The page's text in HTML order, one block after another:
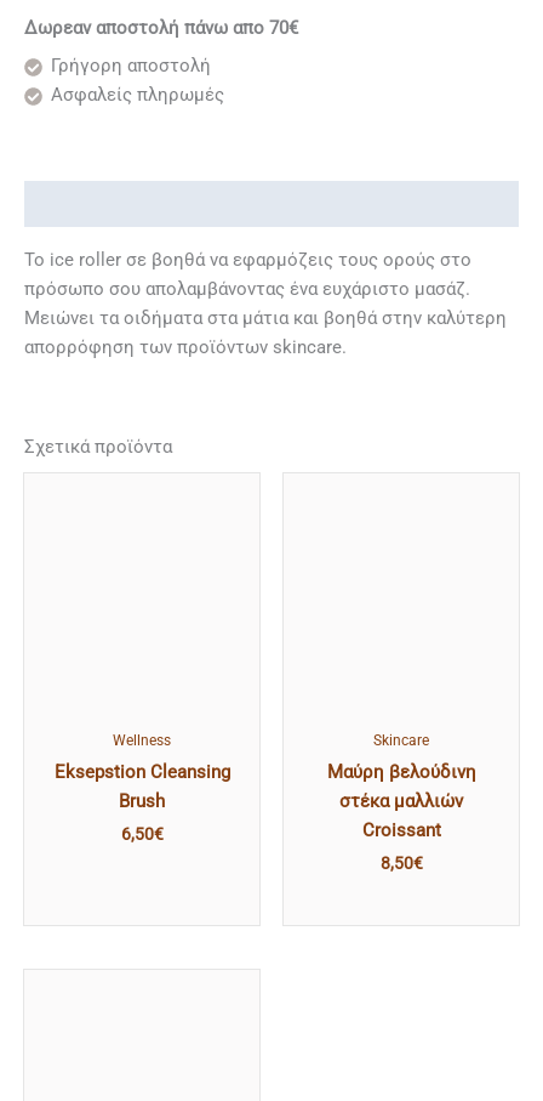
Δωρεαν αποστολή πάνω απο 70€
Γρήγορη αποστολή
Ασφαλείς πληρωμές
Το ice roller σε βοηθά να εφαρμόζεις τους ορούς στο
πρόσωπο σου απολαμβάνοντας ένα ευχάριστο μασάζ.
Μειώνει τα οιδήματα στα μάτια και βοηθά στην καλύτερη
απορρόφηση των προϊόντων skincare.
Σχετικά προϊόντα
Wellness
Eksepstion Cleansing
Brush
6,50€
Skincare
Μαύρη βελούδινη
στέκα μαλλιών
Croissant
8,50€